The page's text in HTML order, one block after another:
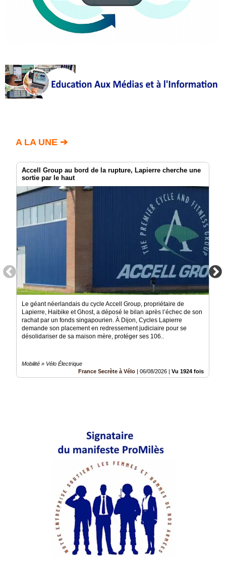
Accès
administration
boutique
A LA UNE ➔
Accell Group au bord de la rupture, Lapierre cherche une
sortie par le haut
Le géant néerlandais du cycle Accell Group, propriétaire de
Lapierre, Haibike et Ghost, a déposé le bilan après l’échec de son
rachat par un fonds singapourien. À Dijon, Cycles Lapierre
demande son placement en redressement judiciaire pour se
désolidariser de sa maison mère, protéger ses 106..
Mobilité » Vélo Électrique
France Secrète à Vélo | 06/08/2026 | Vu 1924 fois